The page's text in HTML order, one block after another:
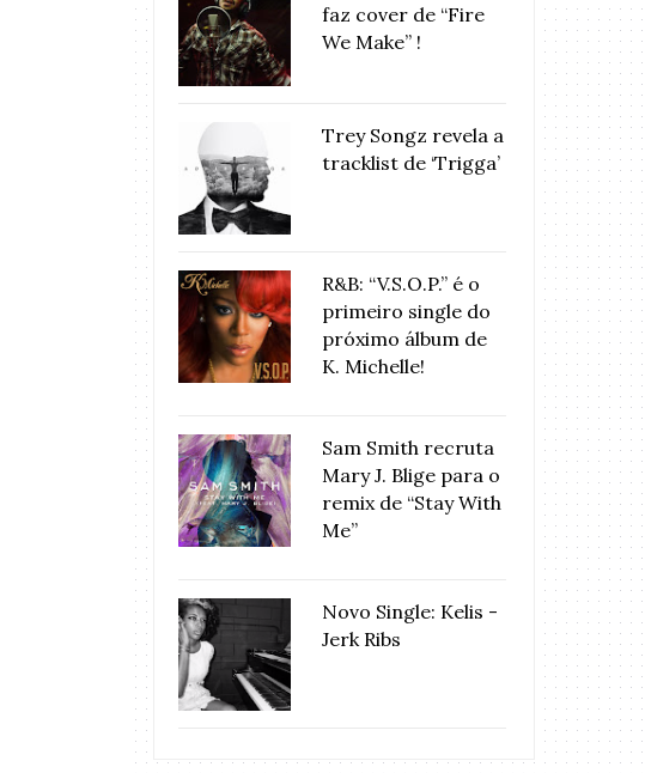
faz cover de “Fire
We Make” !
Trey Songz revela a
tracklist de ‘Trigga’
R&B: “V.S.O.P.” é o
primeiro single do
próximo álbum de
K. Michelle!
Sam Smith recruta
Mary J. Blige para o
remix de “Stay With
Me”
Novo Single: Kelis -
Jerk Ribs